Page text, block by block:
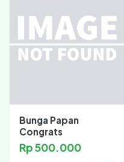
Bunga Papan
Congrats
Rp 500.000